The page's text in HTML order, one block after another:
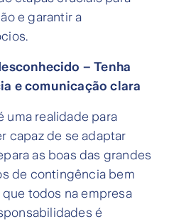
e garantir a
– Tenha
e comunicação clara
uma realidade para
capaz de se adaptar
as boas das grandes
de contingência bem
todos na empresa
é